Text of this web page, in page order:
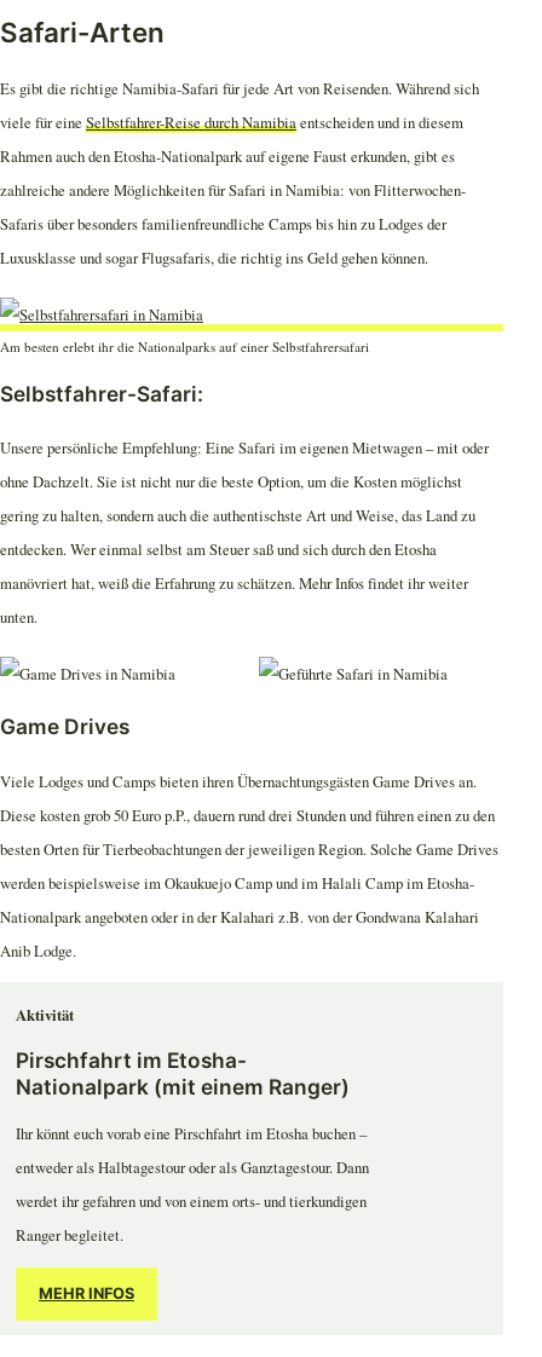
Safari-Arten
Es gibt die richtige Namibia-Safari für jede Art von Reisenden. Während sich
viele für eine Selbstfahrer-Reise durch Namibiaentscheiden und in diesem
Rahmen auch den Etosha-Nationalpark auf eigene Faust erkunden, gibt es
zahlreiche andere Möglichkeiten für Safari in Namibia: von Flitterwochen-
Safaris über besonders familienfreundliche Camps bis hin zu Lodges der
Luxusklasse und sogar Flugsafaris, die richtig ins Geld gehen können.
Am besten erlebt ihr die Nationalparks auf einer Selbstfahrersafari
Selbstfahrer-Safari:
Unsere persönliche Empfehlung: Eine Safari im eigenen Mietwagen – mit oder
ohne Dachzelt. Sie ist nicht nur die beste Option, um die Kosten möglichst
gering zu halten, sondern auch die authentischste Art und Weise, das Land zu
entdecken. Wer einmal selbst am Steuer saß und sich durch den Etosha
manövriert hat, weiß die Erfahrung zu schätzen. Mehr Infos findet ihr weiter
unten.
Game Drives
Viele Lodges und Camps bieten ihren Übernachtungsgästen Game Drives an.
Diese kosten grob 50 Euro p.P., dauern rund drei Stunden und führen einen zu den
besten Orten für Tierbeobachtungen der jeweiligen Region. Solche Game Drives
werden beispielsweise im Okaukuejo Camp und im Halali Camp im Etosha-
Nationalpark angeboten oder in der Kalahari z.B. von der Gondwana Kalahari
Anib Lodge.
Aktivität
Pirschfahrt im Etosha-
Nationalpark (mit einem Ranger)
Ihr könnt euch vorab eine Pirschfahrt im Etosha buchen –
entweder als Halbtagestour oder als Ganztagestour. Dann
werdet ihr gefahren und von einem orts- und tierkundigen
Ranger begleitet.
MEHR INFOS